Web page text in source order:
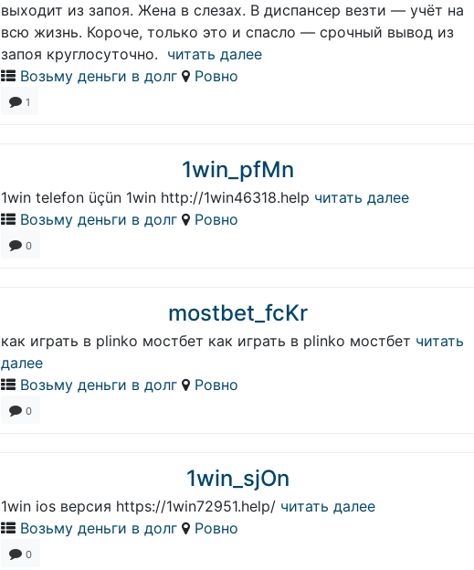
выходит из запоя. Жена в слезах. В диспансер везти — учёт на
всю жизнь. Короче, только это и спасло — срочный вывод из
запоя круглосуточно. читать далее
Возьму деньги в долг
Ровно
1
1win_pfMn
1win telefon üçün 1win http://1win46318.help читать далее
Возьму деньги в долг
Ровно
0
mostbet_fcKr
как играть в plinko мостбет как играть в plinko мостбет читать
далее
Возьму деньги в долг
Ровно
0
1win_sjOn
1win ios версия https://1win72951.help/ читать далее
Возьму деньги в долг
Ровно
0